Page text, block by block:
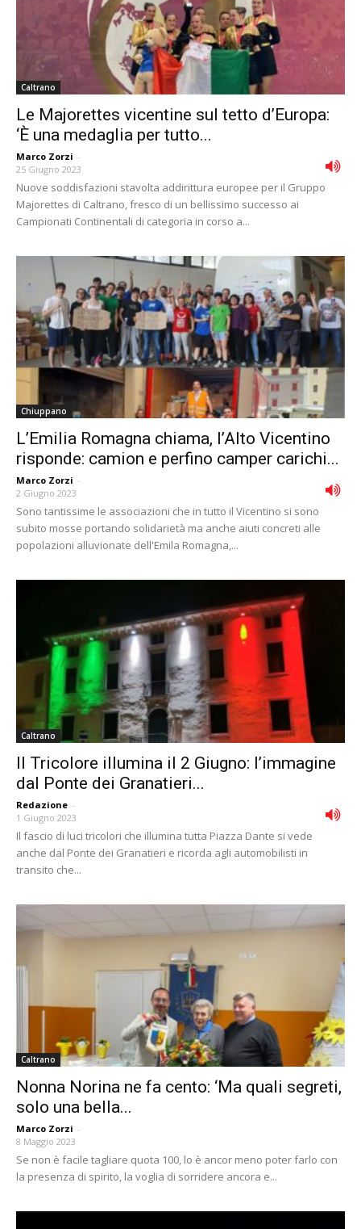
Caltrano
Le Majorettes vicentine sul tetto d’Europa:
‘È una medaglia per tutto...
Marco Zorzi -
25 Giugno 2023
Nuove soddisfazioni stavolta addirittura europee per il Gruppo
Majorettes di Caltrano, fresco di un bellissimo successo ai
Campionati Continentali di categoria in corso a...
Chiuppano
L’Emilia Romagna chiama, l’Alto Vicentino
risponde: camion e perfino camper carichi...
Marco Zorzi -
2 Giugno 2023
Sono tantissime le associazioni che in tutto il Vicentino si sono
subito mosse portando solidarietà ma anche aiuti concreti alle
popolazioni alluvionate dell'Emila Romagna,...
Caltrano
Il Tricolore illumina il 2 Giugno: l’immagine
dal Ponte dei Granatieri...
Redazione -
1 Giugno 2023
Il fascio di luci tricolori che illumina tutta Piazza Dante si vede
anche dal Ponte dei Granatieri e ricorda agli automobilisti in
transito che...
Caltrano
Nonna Norina ne fa cento: ‘Ma quali segreti,
solo una bella...
Marco Zorzi -
8 Maggio 2023
Se non è facile tagliare quota 100, lo è ancor meno poter farlo con
la presenza di spirito, la voglia di sorridere ancora e...